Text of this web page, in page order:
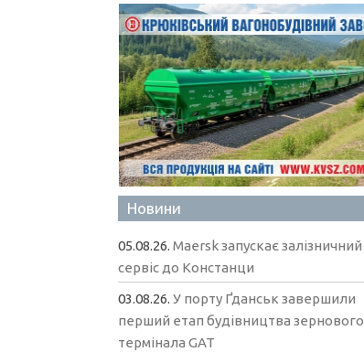
Новини
05.08.26.Maersk запускає залізничний
сервіс до Констанци
03.08.26.У порту Ґданськ завершили
перший етап будівництва зернового
термінала GAT